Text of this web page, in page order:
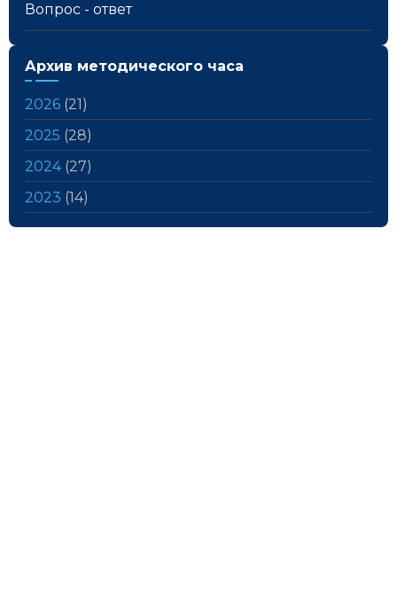
Вопрос - ответ
Архив методического часа
2026(21)
2025 (28)
2024(27)
2023 (14)